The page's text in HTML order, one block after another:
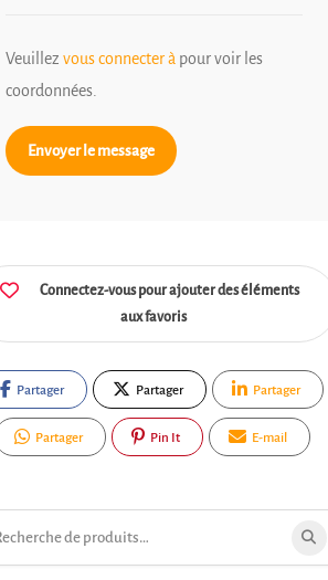
Veuillez vous connecter à pour voir les
coordonnées.
Envoyer le message
Connectez-vous pour ajouter des éléments
aux favoris
Partager Partager Partager
Partager Pin It E-mail